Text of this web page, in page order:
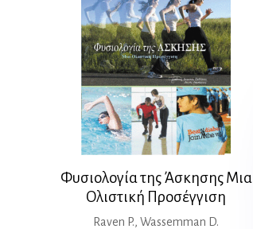
Φυσιολογία της Άσκησης Μια
Ολιστική Προσέγγιση
Raven P., Wassemman D.